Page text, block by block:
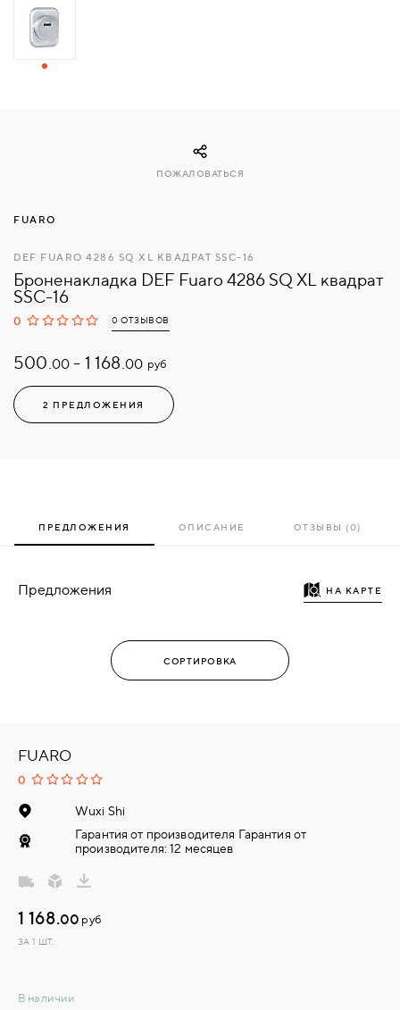
СВЯЗАТЬСЯ
FUARO
DEF FUARO 4286 SQ XL КВАДРАТ SSC-16
Броненакладка DEF Fuaro 4286 SQ XL квадрат
SSC-16
0 0 ОТЗЫВОВ
500.00 - 1 168.00 руб
2 ПРЕДЛОЖЕНИЯ
ПОЖАЛОВАТЬСЯ
ПРЕДЛОЖЕНИЯ ОПИСАНИЕ ОТЗЫВЫ (0)
Предложения НА КАРТЕ
FUARO
0
Wuxi Shi
Гарантия от производителя Гарантия от
производителя: 12 месяцев
В наличии
1 168.00 руб
ЗА 1 ШТ.